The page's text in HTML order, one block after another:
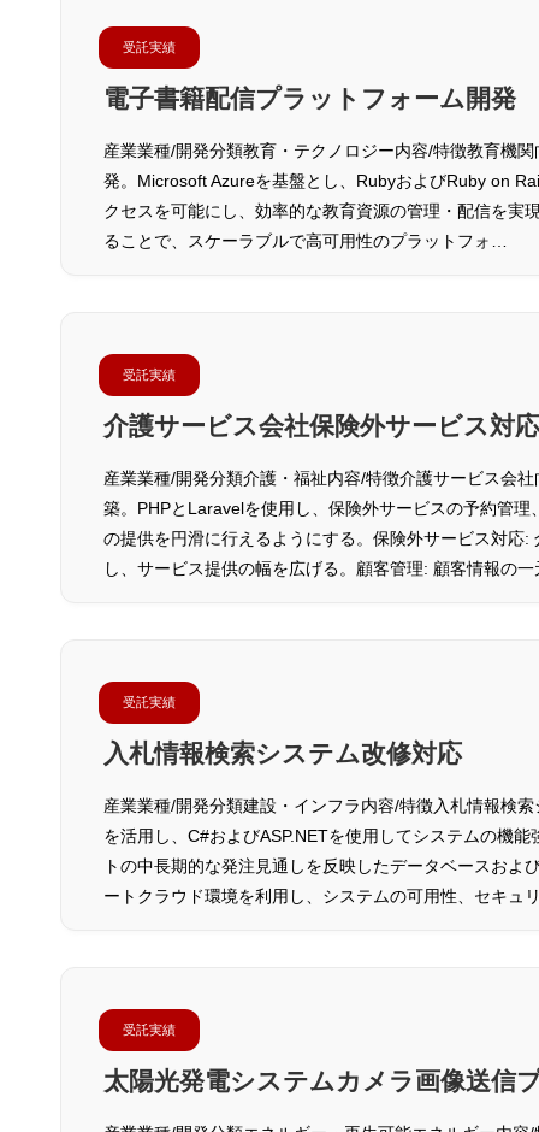
受託実績
電子書籍配信プラットフォーム開発
産業業種/開発分類教育・テクノロジー内容/特徴教育機
発。Microsoft Azureを基盤とし、RubyおよびRuby on
クセスを可能にし、効率的な教育資源の管理・配信を実
ることで、スケーラブルで高可用性のプラットフォ…
受託実績
介護サービス会社保険外サービス対
産業業種/開発分類介護・福祉内容/特徴介護サービス会
築。PHPとLaravelを使用し、保険外サービスの予約管
の提供を円滑に行えるようにする。保険外サービス対応
し、サービス提供の幅を広げる。顧客管理: 顧客情報の
受託実績
入札情報検索システム改修対応
産業業種/開発分類建設・インフラ内容/特徴入札情報検
を活用し、C#およびASP.NETを使用してシステムの機
トの中長期的な発注見通しを反映したデータベースお
ートクラウド環境を利用し、システムの可用性、セキ
受託実績
太陽光発電システムカメラ画像送信